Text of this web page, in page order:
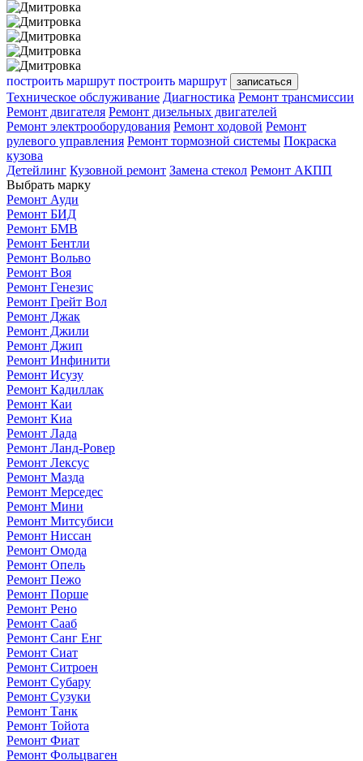
построить маршрут построить маршрут записаться
Техническое обслуживание Диагностика Ремонт трансмиссии
Ремонт двигателя Ремонт дизельных двигателей
Ремонт электрооборудования Ремонт ходовой Ремонт
рулевого управления Ремонт тормозной системы Покраска
кузова
Детейлинг Кузовной ремонт Замена стекол Ремонт АКПП
Выбрать марку
Ремонт Ауди
Ремонт БИД
Ремонт БМВ
Ремонт Бентли
Ремонт Вольво
Ремонт Воя
Ремонт Генезис
Ремонт Грейт Вол
Ремонт Джак
Ремонт Джили
Ремонт Джип
Ремонт Инфинити
Ремонт Исузу
Ремонт Кадиллак
Ремонт Каи
Ремонт Киа
Ремонт Лада
Ремонт Ланд-Ровер
Ремонт Лексус
Ремонт Мазда
Ремонт Мерседес
Ремонт Мини
Ремонт Митсубиси
Ремонт Ниссан
Ремонт Омода
Ремонт Опель
Ремонт Пежо
Ремонт Порше
Ремонт Рено
Ремонт Сааб
Ремонт Санг Енг
Ремонт Сиат
Ремонт Ситроен
Ремонт Субару
Ремонт Сузуки
Ремонт Танк
Ремонт Тойота
Ремонт Фиат
Ремонт Фольцваген